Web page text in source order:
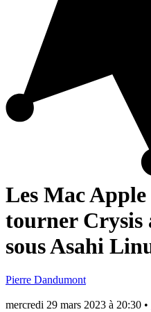
Les Mac
tourner Crysis
sous Asahi
Pierre Dandumont
mercredi 29 mars 2023 à 20:30 •